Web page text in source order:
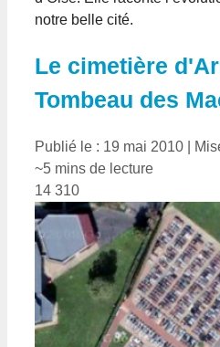
notre belle cité.
Le cimetière
Tombeau des
Publié le : 19 mai 2010
~5 mins de lecture
14 310